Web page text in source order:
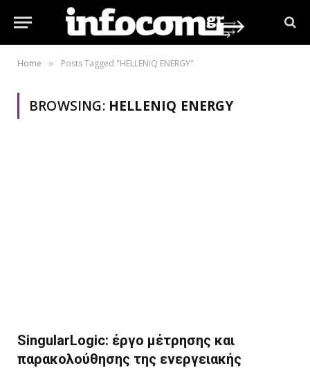
Home » Posts Tagged "HELLENiQ ENERGY"
BROWSING: HELLENIQ ENERGY
SingularLogic: έργο μέτρησης και
παρακολούθησης της ενεργειακής